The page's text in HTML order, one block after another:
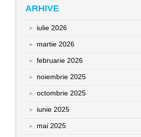
ARHIVE
iulie 2026
martie 2026
februarie 2026
noiembrie 2025
octombrie 2025
iunie 2025
mai 2025